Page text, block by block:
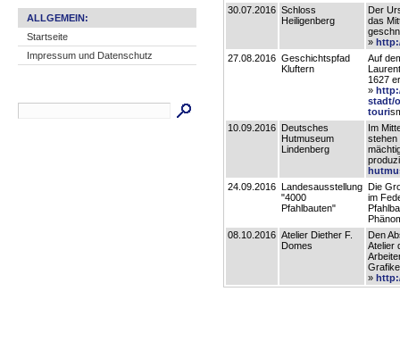
ALLGEMEIN:
Startseite
Impressum und Datenschutz
30.07.2016 Schloss
Heiligenberg
Der
das
»
27.08.2016 Geschichtspfad
Kluftern
Auf
1627
»
stadt/
touri
10.09.2016 Deutsches
Hutmuseum
Lindenberg
Im
stehen
24.09.2016 Landesausstellung
"4000
Pfahlbauten"
Die
im
08.10.2016 Atelier Diether F.
Domes
Den
Atelier
»